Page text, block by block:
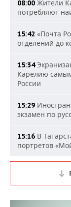
08:00 Жители
потребляют
15:42 «Почта
отделений до
15:34
Карелию
России
15:29
экзамен по
15:16 В
портретов